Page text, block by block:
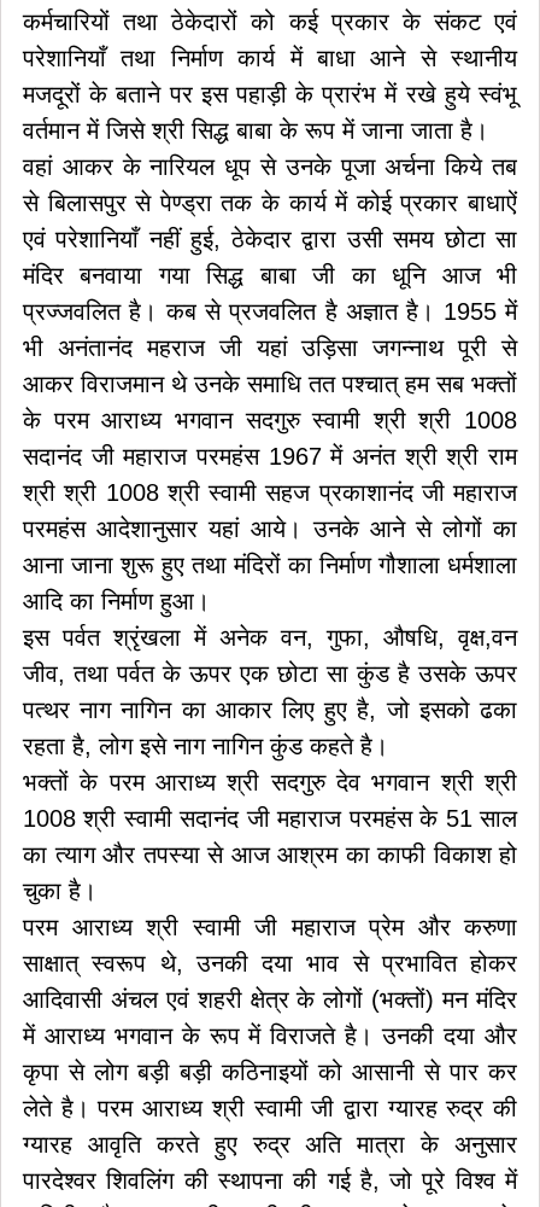
कर्मचारियों तथा ठेकेदारों को कई प्रकार के संकट एवं
परेशानियाँ तथा निर्माण कार्य में बाधा आने से स्थानीय
मजदूरों के बताने पर इस पहाड़ी के प्रारंभ में रखे हुये स्वंभू
वर्तमान में जिसे श्री सिद्ध बाबा के रूप में जाना जाता है।
वहां आकर के नारियल धूप से उनके पूजा अर्चना किये तब
से बिलासपुर से पेण्ड्रा तक के कार्य में कोई प्रकार बाधाऐं
एवं परेशानियाँ नहीं हुई, ठेकेदार द्वारा उसी समय छोटा सा
मंदिर बनवाया गया सिद्ध बाबा जी का धूनि आज भी
प्रज्जवलित है। कब से प्रजवलित है अज्ञात है। 1955 में
भी अनंतानंद महराज जी यहां उड़िसा जगन्नाथ पूरी से
आकर विराजमान थे उनके समाधि तत पश्चात् हम सब भक्तों
के परम आराध्य भगवान सदगुरु स्वामी श्री श्री 1008
सदानंद जी महाराज परमहंस 1967 में अनंत श्री श्री राम
श्री श्री 1008 श्री स्वामी सहज प्रकाशानंद जी महाराज
परमहंस आदेशानुसार यहां आये। उनके आने से लोगों का
आना जाना शुरू हुए तथा मंदिरों का निर्माण गौशाला धर्मशाला
आदि का निर्माण हुआ।
इस पर्वत श्रृंखला में अनेक वन, गुफा, औषधि, वृक्ष,वन
जीव, तथा पर्वत के ऊपर एक छोटा सा कुंड है उसके ऊपर
पत्थर नाग नागिन का आकार लिए हुए है, जो इसको ढका
रहता है, लोग इसे नाग नागिन कुंड कहते है।
भक्तों के परम आराध्य श्री सदगुरु देव भगवान श्री श्री
1008 श्री स्वामी सदानंद जी महाराज परमहंस के 51 साल
का त्याग और तपस्या से आज आश्रम का काफी विकाश हो
चुका है।
परम आराध्य श्री स्वामी जी महाराज प्रेम और करुणा
साक्षात् स्वरूप थे, उनकी दया भाव से प्रभावित होकर
आदिवासी अंचल एवं शहरी क्षेत्र के लोगों (भक्तों) मन मंदिर
में आराध्य भगवान के रूप में विराजते है। उनकी दया और
कृपा से लोग बड़ी बड़ी कठिनाइयों को आसानी से पार कर
लेते है। परम आराध्य श्री स्वामी जी द्वारा ग्यारह रुद्र की
ग्यारह आवृति करते हुए रुद्र अति मात्रा के अनुसार
पारदेश्वर शिवलिंग की स्थापना की गई है, जो पूरे विश्व में